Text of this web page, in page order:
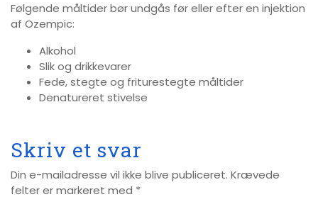
Følgende måltider bør undgås før eller efter en injektion
af Ozempic:
Alkohol
Slik og drikkevarer
Fede, stegte og friturestegte måltider
Denatureret stivelse
Skriv et svar
Din e-mailadresse vil ikke blive publiceret. Krævede
felter er markeret med *